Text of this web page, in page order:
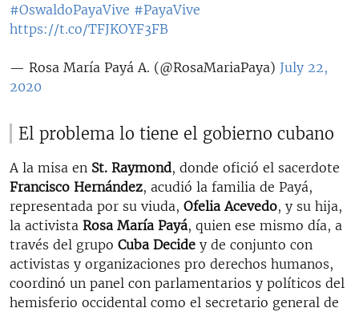
#OswaldoPayaVive #PayaVive
https://t.co/TFJKOYF3FB
— Rosa María Payá A. (@RosaMariaPaya) July 22,
2020
El problema lo tiene el gobierno cubano
A la misa en St. Raymond, donde ofició el sacerdote
Francisco Hernández, acudió la familia de Payá,
representada por su viuda, Ofelia Acevedo, y su hija,
la activista Rosa María Payá, quien ese mismo día, a
través del grupo Cuba Decide y de conjunto con
activistas y organizaciones pro derechos humanos,
coordinó ​un panel con parlamentarios y políticos del
hemisferio occidental como el secretario general de